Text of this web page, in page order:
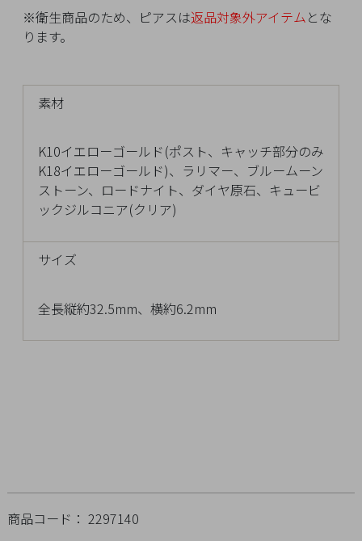
※衛生商品のため、ピアスは返品対象外アイテムとな
ります。
素材
K10イエローゴールド(ポスト、キャッチ部分のみ
K18イエローゴールド)、ラリマー、ブルームーン
ストーン、ロードナイト、ダイヤ原石、キュービ
ックジルコニア(クリア)
サイズ
全長縦約32.5mm、横約6.2mm
商品コード： 2297140
ム
チ
ご
SHOP